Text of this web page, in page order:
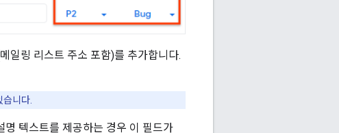
일링 리스트 주소 포함)를 추가합니다.
습니다.
명 텍스트를 제공하는 경우 이 필드가